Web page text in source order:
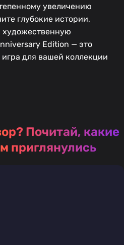
увеличению
глубокие истории,
художественную
Edition — это
игра для вашей коллекции
Почитай, какие
приглянулись